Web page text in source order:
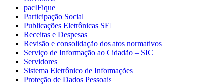
pacIFique
Participação Social
Publicações Eletrônicas SEI
Receitas e Despesas
Revisão e consolidação dos atos normativos
Serviço de Informação ao Cidadão – SIC
Servidores
Sistema Eletrônico de Informações
Proteção de Dados Pessoais